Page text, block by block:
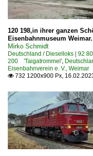
120 198,in ihrer ganzen
Eisenbahnmuseum Weimar.
Mirko Schmidt
Deutschland / Dieselloks |
200 'Taigatrommel',
Eisenbahnverein e. V., Weimar
 732 1200x900 Px,